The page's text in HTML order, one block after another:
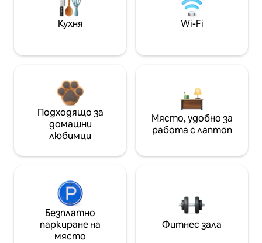
Кухня Wi-Fi
Подходящо за
домашни
любимци
Място, удобно за
работа с лаптоп
Безплатно
паркиране на
място
Фитнес зала